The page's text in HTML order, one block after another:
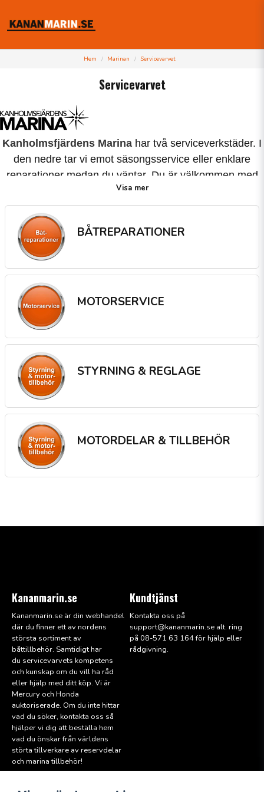
Hem Marinan Servicevarvet
Servicevarvet
Kanholmsfjärdens Marina har två serviceverkstäder. I
den nedre tar vi emot säsongsservice eller enklare
reparationer medan du väntar. Du är välkommen med
din båt till hamnbassängen så lyfter vi upp den och
servar medan du tar en promenad på Vindö. I den övre
verkstaden tar vi oss an större uppdrag och monterar
nya motorer och gör installationsarbeten.
Visa mer
BÅTREPARATIONER
MOTORSERVICE
STYRNING & REGLAGE
MOTORDELAR & TILLBEHÖR
Kananmarin.se
Kananmarin.se är din webhandel
där du finner ett av nordens
största sortiment av
båttillbehör. Samtidigt har
du servicevarvets kompetens
och kunskap om du vill ha råd
eller hjälp med ditt köp. Vi är
Mercury och Honda
auktoriserade. Om du inte hittar
vad du söker, kontakta oss så
hjälper vi dig att beställa hem
vad du önskar från världens
störta tillverkare av reservdelar
och marina tillbehör!
Kundtjänst
Kontakta oss på
support@kananmarin.se alt. ring
på 08-571 63 164 för hjälp eller
rådgivning.